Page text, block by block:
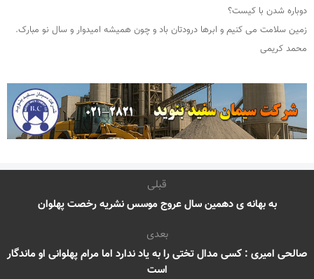
دوباره شدن با کیست؟
زمین سلامت می کنیم و ابرها درودتان باد و چون همیشه امیدوار و سال نو مبارک.
محمد کریمی
قبلی
به بهانه ی دهمین سال عروج موسس نشریه رخصت پهلوان
بعدی
صالحی امیری : کسی مدال تختی را به یاد ندارد اما مرام پهلوانی او ماندگار
است